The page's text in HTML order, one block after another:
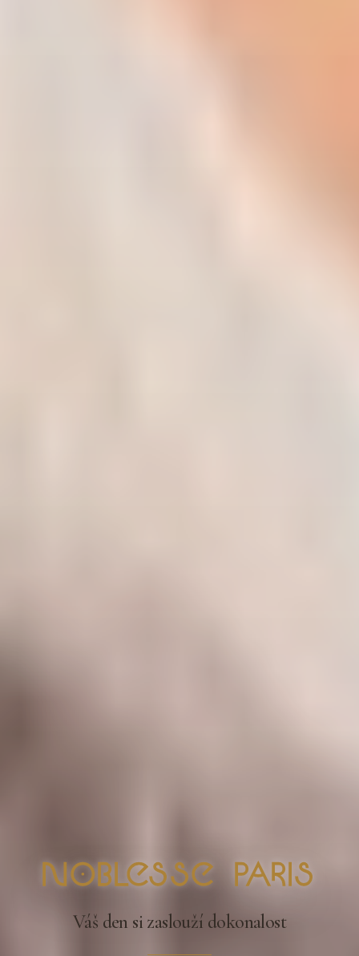
nOblesse Paris
Váš den si zaslouží dokonalost